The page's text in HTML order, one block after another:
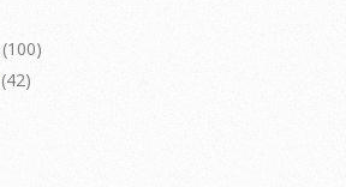
(100)
(42)